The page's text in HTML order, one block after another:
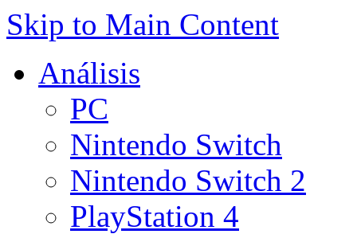
Skip to Main Content
Análisis
PC
Nintendo Switch
Nintendo Switch 2
PlayStation 4